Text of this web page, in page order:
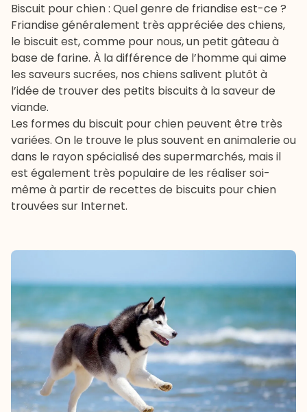
Biscuit pour chien : Quel genre de friandise est-ce ?
Friandise généralement très appréciée des chiens,
le biscuit est, comme pour nous, un petit gâteau à
base de farine. À la différence de l’homme qui aime
les saveurs sucrées, nos chiens salivent plutôt à
l’idée de trouver des petits biscuits à la saveur de
viande.
Les formes du biscuit pour chien peuvent être très
variées. On le trouve le plus souvent en animalerie ou
dans le rayon spécialisé des supermarchés, mais il
est également très populaire de les réaliser soi-
même à partir de recettes de biscuits pour chien
trouvées sur Internet.